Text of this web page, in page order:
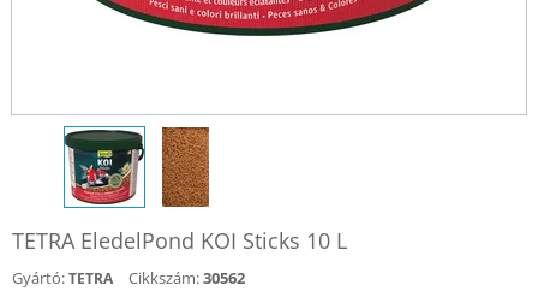
TETRA EledelPond KOI Sticks 10 L
Gyártó:TETRA Cikkszám:30562